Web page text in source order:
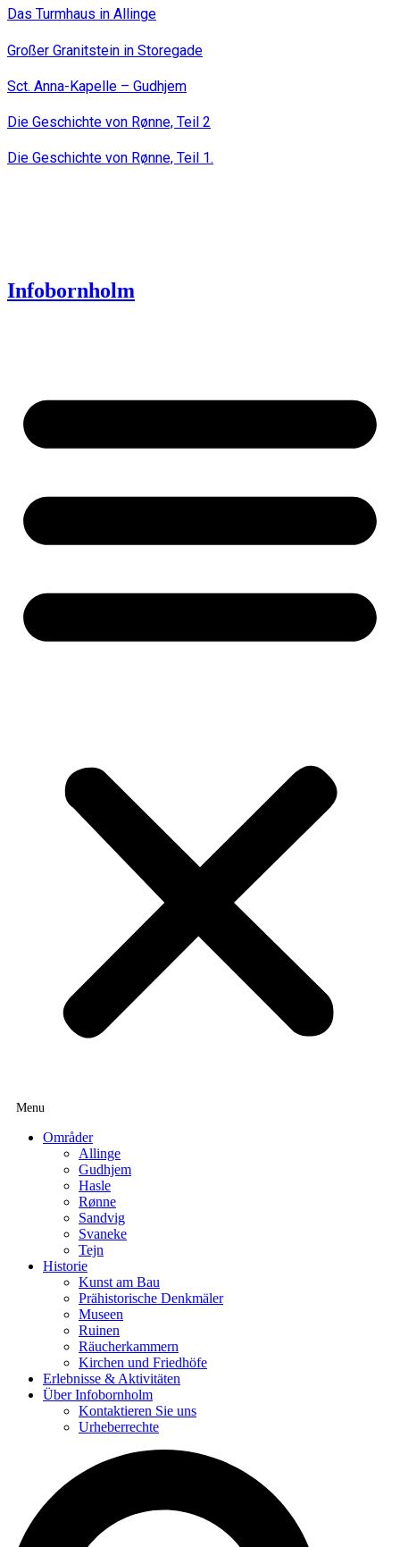
Das Turmhaus in Allinge
Großer Granitstein in Storegade
Sct. Anna-Kapelle – Gudhjem
Die Geschichte von Rønne, Teil 2
Die Geschichte von Rønne, Teil 1.
Infobornholm
Områder
Allinge
Gudhjem
Hasle
Rønne
Sandvig
Svaneke
Tejn
Historie
Kunst am Bau
Prähistorische Denkmäler
Museen
Ruinen
Räucherkammern
Kirchen und Friedhöfe
Erlebnisse & Aktivitäten
Über Infobornholm
Kontaktieren Sie uns
Urheberrechte